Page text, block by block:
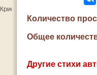
Количество
Общее
Другие стихи